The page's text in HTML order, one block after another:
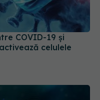
COVID-19 și
celulele